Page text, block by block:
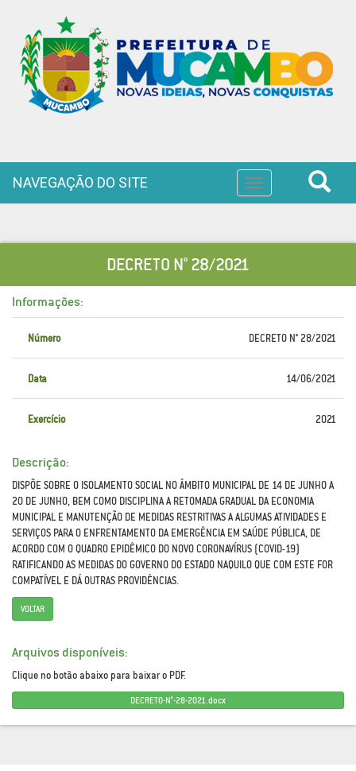
Toggle
navigation
NAVEGAÇÃO DO SITE
DECRETO N° 28/2021
Informações:
Número DECRETO N° 28/2021
Data 14/06/2021
Exercício 2021
Descrição:
DISPÕE SOBRE O ISOLAMENTO SOCIAL NO ÂMBITO MUNICIPAL DE 14 DE JUNHO A
20 DE JUNHO, BEM COMO DISCIPLINA A RETOMADA GRADUAL DA ECONOMIA
MUNICIPAL E MANUTENÇÃO DE MEDIDAS RESTRITIVAS A ALGUMAS ATIVIDADES E
SERVIÇOS PARA O ENFRENTAMENTO DA EMERGÊNCIA EM SAÚDE PÚBLICA, DE
ACORDO COM O QUADRO EPIDÊMICO DO NOVO CORONAVÍRUS (COVID-19)
RATIFICANDO AS MEDIDAS DO GOVERNO DO ESTADO NAQUILO QUE COM ESTE FOR
COMPATÍVEL E DÁ OUTRAS PROVIDÊNCIAS.
VOLTAR
Arquivos disponíveis:
Clique no botão abaixo para baixar o PDF.
DECRETO-N°-28-2021.docx